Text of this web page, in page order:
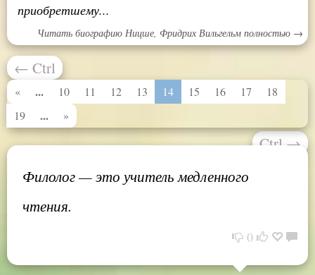
приобретшему...
Читать биографию Ницше, Фридрих Вильгельм полностью →
← Ctrl
« ... 10 11 12 13 14 15 16 17
18
19
... »
Ctrl →
Филолог — это учитель медленного
чтения.
0